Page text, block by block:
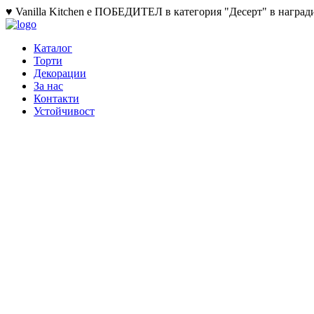
♥ Vanilla Kitchen е ПОБЕДИТЕЛ в категория "Десерт" в
Каталог
Торти
Декорации
За нас
Контакти
Устойчивост